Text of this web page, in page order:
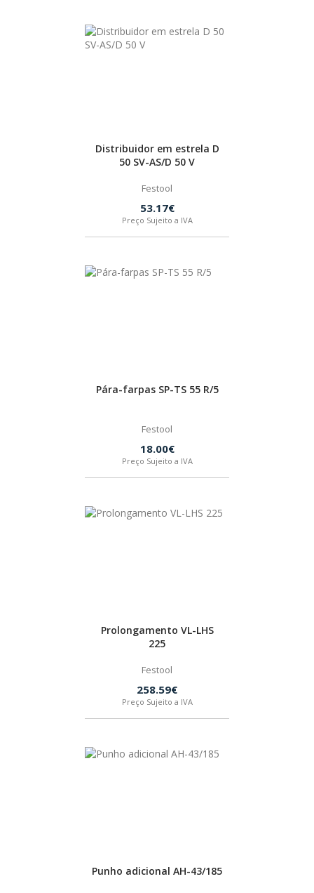
Distribuidor em estrela D
50 SV-AS/D 50 V
Festool
53.17€
Preço Sujeito a IVA
Pára-farpas SP-TS 55 R/5
Festool
18.00€
Preço Sujeito a IVA
Prolongamento VL-LHS
225
Festool
258.59€
Preço Sujeito a IVA
Punho adicional AH-43/185